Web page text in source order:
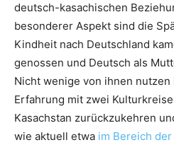
deutsch-kasachischen
besonderer Aspekt sind die
Kindheit nach Deutschland
genossen und Deutsch als
Nicht wenige von ihnen
Erfahrung mit zwei
Kasachstan zurückzukehren
wie aktuell etwa im Bereich